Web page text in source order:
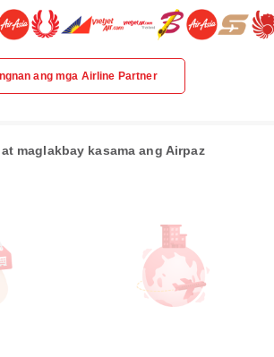
ang mga Airline Partner
maglakbay kasama ang Airpaz